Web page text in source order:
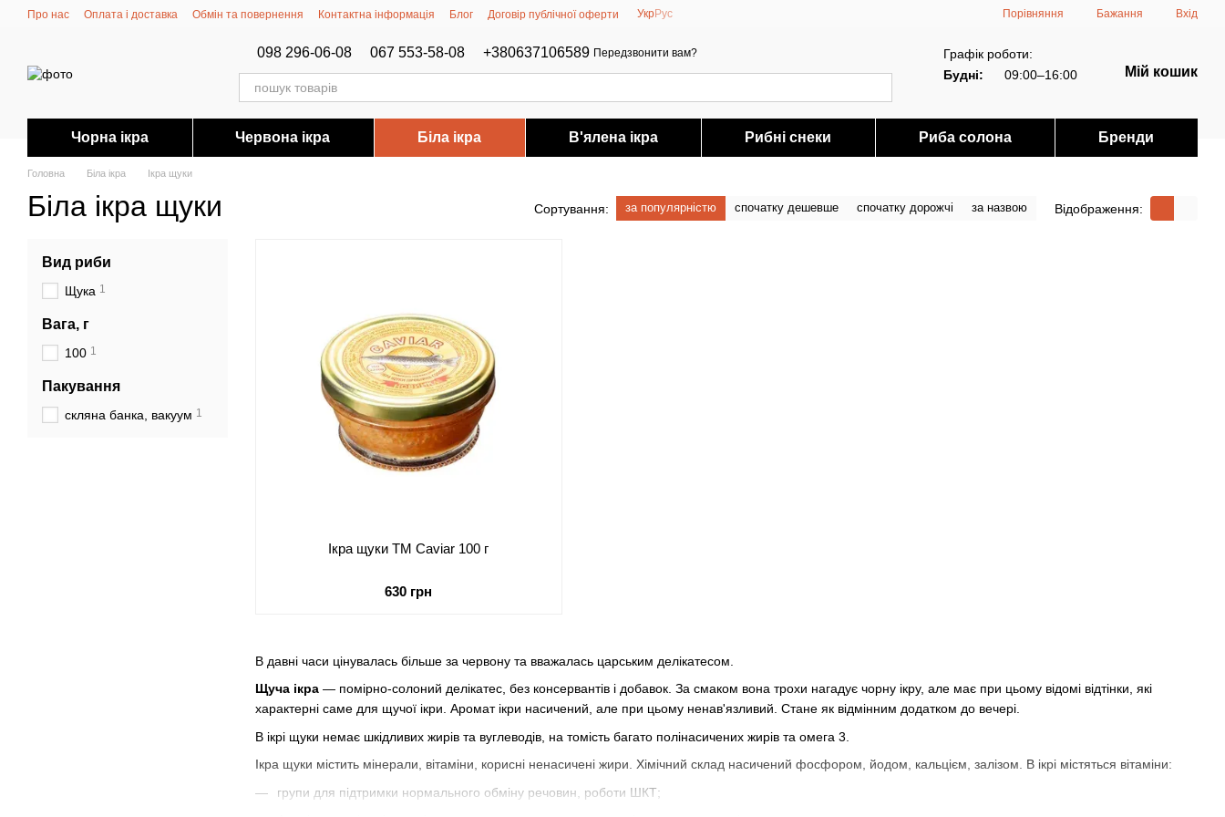
Перейти до основного контенту
Про нас Оплата і доставка Обмін та повернення Контактна інформація Блог Договір публічної оферти УкрРус Порівняння Бажання Вхід
098 296-06-08 067 553-58-08 +380637106589 Передзвонити вам?
Графік роботи:
Будні:
09:00–16:00 Мій кошик
Чорна ікра Червона ікра Біла ікра В'ялена ікра Рибні снеки Риба солона Бренди
Головна Біла ікра Ікра щуки
Біла ікра щуки Сортування: за популярністю спочатку дешевше спочатку дорожчі за назвою Відображення:
В давні часи цінувалась більше за червону та вважалась царським делікатесом.
Щуча ікра — помірно-солоний делікатес, без консервантів і добавок. За смаком вона трохи нагадує чорну ікру, але має при цьому відомі відтінки, які
характерні саме для щучої ікри. Аромат ікри насичений, але при цьому ненав'язливий. Стане як відмінним додатком до вечері.
В ікрі щуки немає шкідливих жирів та вуглеводів, на томість багато полінасичених жирів та омега 3.
Ікра щуки містить мінерали, вітаміни, корисні ненасичені жири. Хімічний склад насичений фосфором, йодом, кальцієм, залізом. В ікрі містяться вітаміни:
групи для підтримки нормального обміну речовин, роботи ШКТ;
Ікра щуки ТМ Caviar 100 г
630 грн
Вид риби
Щука 1
Вага, г
100 1
Пакування
скляна банка, вакуум 1